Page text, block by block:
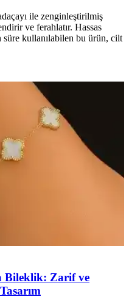
ile zenginleştirilmiş
ve ferahlatır. Hassas
kullanılabilen bu ürün, cilt
Bileklik: Zarif ve